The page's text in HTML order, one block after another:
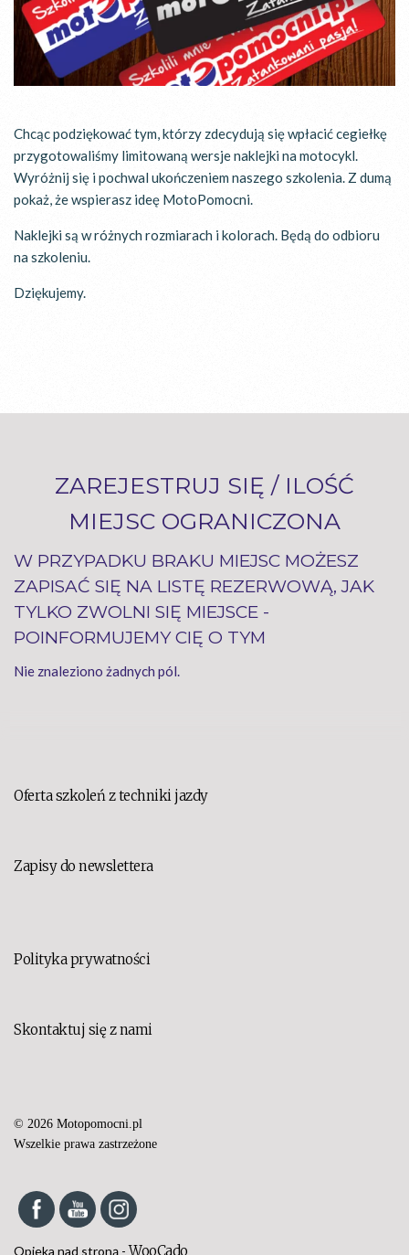
Chcąc podziękować tym, którzy zdecydują się wpłacić cegiełkę
przygotowaliśmy limitowaną wersje naklejki na motocykl.
Wyróżnij się i pochwal ukończeniem naszego szkolenia. Z dumą
pokaż, że wspierasz ideę MotoPomocni.
Naklejki są w różnych rozmiarach i kolorach. Będą do odbioru
na szkoleniu.
Dziękujemy.
ZAREJESTRUJ SIĘ / ILOŚĆ
MIEJSC OGRANICZONA
W PRZYPADKU BRAKU MIEJSC MOŻESZ
ZAPISAĆ SIĘ NA LISTĘ REZERWOWĄ, JAK
TYLKO ZWOLNI SIĘ MIEJSCE -
POINFORMUJEMY CIĘ O TYM
Nie znaleziono żadnych pól.
Oferta szkoleń z techniki jazdy
Zapisy do newslettera
Polityka prywatności
Skontaktuj się z nami
© 2026 Motopomocni.pl
Wszelkie prawa zastrzeżone
Set Youtube Channel ID
Opieka nad stroną -WooCado